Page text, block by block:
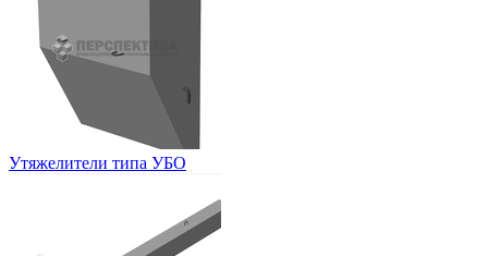
Утяжелители типа УБО